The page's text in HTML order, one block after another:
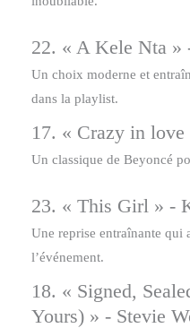
22. « A Kele Nta
Un choix moderne et
dans la playlist.
17. « Crazy in love
Un classique de Beyoncé
23. « This Girl » -
Une reprise entraînante qui
l’événement.
18. « Signed,
Yours) » - Stevie